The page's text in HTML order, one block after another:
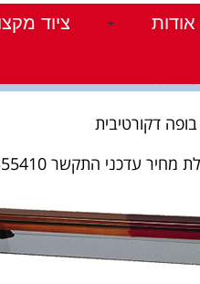
אודות ציוד
דקורטיבית
עדכני התקשר 072-3355410